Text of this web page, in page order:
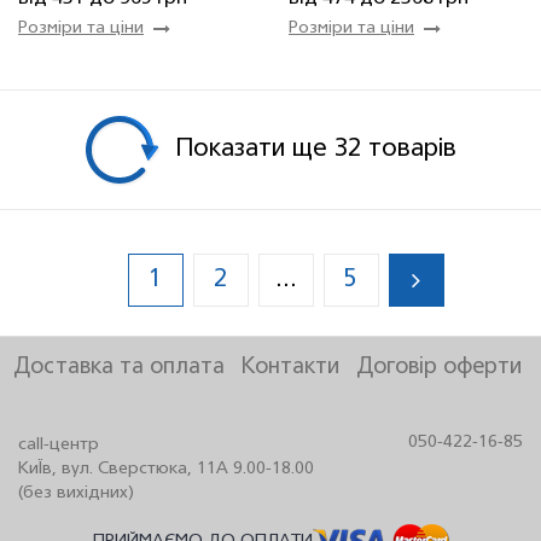
Розміри та ціни Розміри та ціни
Показати ще 32 товарiв
1 2 ... 5
call-центр
КиЇв, вул. Сверстюка, 11А 9.00-18.00
(без вихідних)
050-422-16-85
Доставка та оплата Контакти Договір оферти